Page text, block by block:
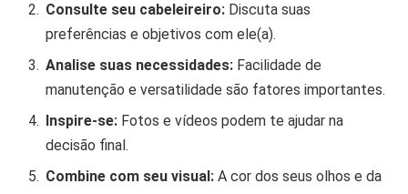
Consulte seu cabeleireiro: Discuta suas
preferências e objetivos com ele(a).
Analise suas necessidades: Facilidade de
manutenção e versatilidade são fatores importantes.
Inspire-se: Fotos e vídeos podem te ajudar na
decisão final.
Combine com seu visual: A cor dos seus olhos e da